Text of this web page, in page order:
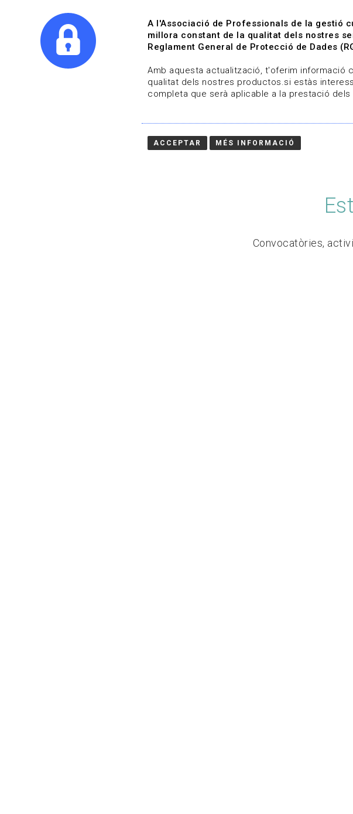
Qui som Línies de
Convocatòries,
A l'Associació de Professionals de la gestió
millora constant de la qualitat dels nostres
Reglament General de Protecció de Dades
Amb aquesta actualització, t'oferim informació
qualitat dels nostres productos.si estàs
completa que serà aplicable a la prestació
ACCEPTAR MÉS INFORMACIÓ